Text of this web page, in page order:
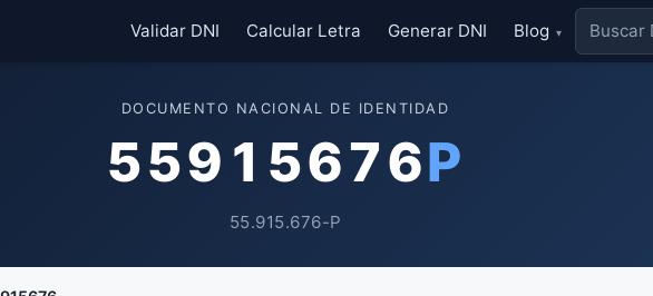
Validar DNI Calcular Letra Generar DNI Blog ▾
DOCUMENTO NACIONAL DE IDENTIDAD
55915676P
55.915.676-P